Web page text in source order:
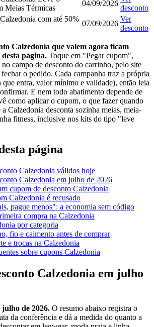
Meias Térmicas
04/09/2026
desconto
com até 50%
07/09/2026
Ver
desconto
Calzedonia que valem agora ficam
página. Toque em "Pegar cupom",
campo de desconto do carrinho, pelo site
o pedido. Cada campanha traz a própria
que entra, valor mínimo e validade), então leia
E nem todo abatimento depende de
como aplicar o cupom, o que fazer quando
a Calzedonia desconta sozinha meias, meia-
fitness, inclusive nos kits do tipo "leve
página
Calzedonia válidos hoje
Calzedonia em julho de 2026
cupom de desconto Calzedonia
Calzedonia é recusado
pague menos": a economia sem código
compra na Calzedonia
por categoria
fio e caimento antes de comprar
e trocas na Calzedonia
sobre cupons Calzedonia
Calzedonia em julho
de 2026. O resumo abaixo registra o
da conferência e dá a medida do quanto a